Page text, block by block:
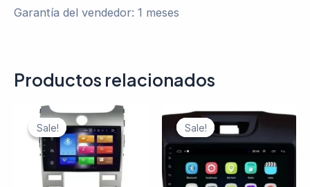
Garantía del vendedor: 1 meses
Productos relacionados
Sale!
Sale! Sale!
Sale!